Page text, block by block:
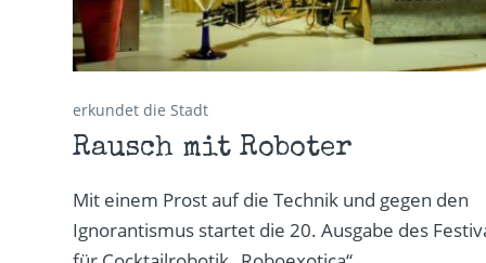
erkundet die Stadt
Rausch mit Roboter
Mit einem Prost auf die Technik und gegen den
Ignorantismus startet die 20. Ausgabe des